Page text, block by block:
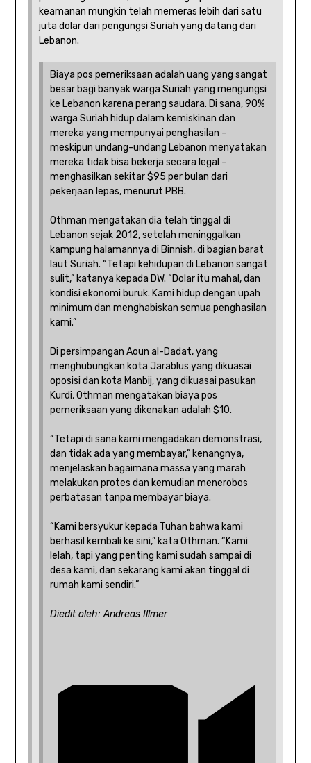
keamanan mungkin telah memeras lebih dari satu
juta dolar dari pengungsi Suriah yang datang dari
Lebanon.
Biaya pos pemeriksaan adalah uang yang sangat
besar bagi banyak warga Suriah yang mengungsi
ke Lebanon karena perang saudara. Di sana, 90%
warga Suriah hidup dalam kemiskinan dan
mereka yang mempunyai penghasilan –
meskipun undang-undang Lebanon menyatakan
mereka tidak bisa bekerja secara legal –
menghasilkan sekitar $95 per bulan dari
pekerjaan lepas, menurut PBB.
Othman mengatakan dia telah tinggal di
Lebanon sejak 2012, setelah meninggalkan
kampung halamannya di Binnish, di bagian barat
laut Suriah. “Tetapi kehidupan di Lebanon sangat
sulit,” katanya kepada DW. “Dolar itu mahal, dan
kondisi ekonomi buruk. Kami hidup dengan upah
minimum dan menghabiskan semua penghasilan
kami.”
Di persimpangan Aoun al-Dadat, yang
menghubungkan kota Jarablus yang dikuasai
oposisi dan kota Manbij, yang dikuasai pasukan
Kurdi, Othman mengatakan biaya pos
pemeriksaan yang dikenakan adalah $10.
“Tetapi di sana kami mengadakan demonstrasi,
dan tidak ada yang membayar,” kenangnya,
menjelaskan bagaimana massa yang marah
melakukan protes dan kemudian menerobos
perbatasan tanpa membayar biaya.
“Kami bersyukur kepada Tuhan bahwa kami
berhasil kembali ke sini,” kata Othman. “Kami
lelah, tapi yang penting kami sudah sampai di
desa kami, dan sekarang kami akan tinggal di
rumah kami sendiri.”
Diedit oleh: Andreas Illmer